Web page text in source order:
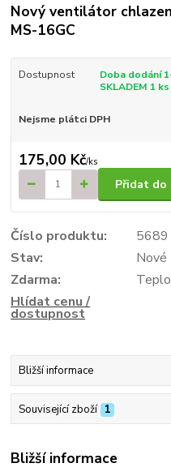
Nový ventilátor
MS-16GC
Dostupnost
Doba dodání
SKLADEM 1 ks
Nejsme plátci DPH
175,00 Kč/ks
Přidat do
Číslo produktu:
5689
Stav:
Nové
Zdarma:
Hlídat cenu /
dostupnost
Bližší informace
Související zboží 1
Bližší informace